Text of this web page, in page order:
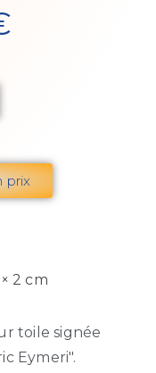
prix
2 cm
toile signée
Eymeri".